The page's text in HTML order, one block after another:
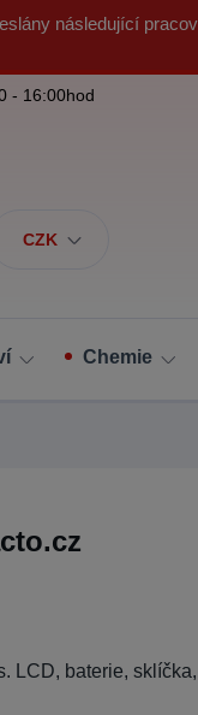
následující
CZK
- 16:00hod
Chemie
LCD, baterie,